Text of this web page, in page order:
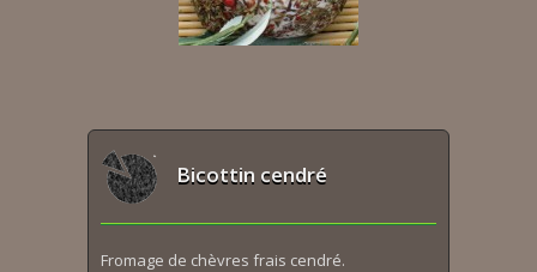
Bicottin cendré
Fromage de chèvres frais cendré.